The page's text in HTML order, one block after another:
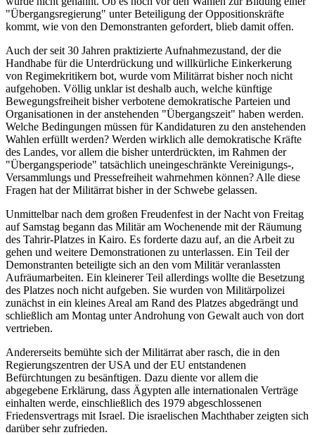
"Übergangsregierung" unter Beteiligung der Oppositionskräfte
kommt, wie von den Demonstranten gefordert, blieb damit offen.
Auch der seit 30 Jahren praktizierte Aufnahmezustand, der die
Handhabe für die Unterdrückung und willkürliche Einkerkerung
von Regimekritikern bot, wurde vom Militärrat bisher noch nicht
aufgehoben. Völlig unklar ist deshalb auch, welche künftige
Bewegungsfreiheit bisher verbotene demokratische Parteien und
Organisationen in der anstehenden "Übergangszeit" haben werden.
Welche Bedingungen müssen für Kandidaturen zu den anstehenden
Wahlen erfüllt werden? Werden wirklich alle demokratische Kräfte
des Landes, vor allem die bisher unterdrückten, im Rahmen der
"Übergangsperiode" tatsächlich uneingeschränkte Vereinigungs-,
Versammlungs und Pressefreiheit wahrnehmen können? Alle diese
Fragen hat der Militärrat bisher in der Schwebe gelassen.
Unmittelbar nach dem großen Freudenfest in der Nacht von Freitag
auf Samstag begann das Militär am Wochenende mit der Räumung
des Tahrir-Platzes in Kairo. Es forderte dazu auf, an die Arbeit zu
gehen und weitere Demonstrationen zu unterlassen. Ein Teil der
Demonstranten beteiligte sich an den vom Militär veranlassten
Aufräumarbeiten. Ein kleinerer Teil allerdings wollte die Besetzung
des Platzes noch nicht aufgeben. Sie wurden von Militärpolizei
zunächst in ein kleines Areal am Rand des Platzes abgedrängt und
schließlich am Montag unter Androhung von Gewalt auch von dort
vertrieben.
Andererseits bemühte sich der Militärrat aber rasch, die in den
Regierungszentren der USA und der EU entstandenen
Befürchtungen zu besänftigen. Dazu diente vor allem die
abgegebene Erklärung, dass Ägypten alle internationalen Verträge
einhalten werde, einschließlich des 1979 abgeschlossenen
Friedensvertrags mit Israel. Die israelischen Machthaber zeigten sich
darüber sehr zufrieden.